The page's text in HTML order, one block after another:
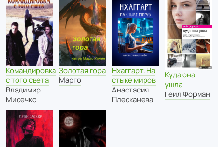
Командировка
с того света
Владимир
Мисечко
Золотая гора
Марго
Нхаггарт. На
стыке миров
Анастасия
Плесканева
Куда она
ушла
Гейл Форман